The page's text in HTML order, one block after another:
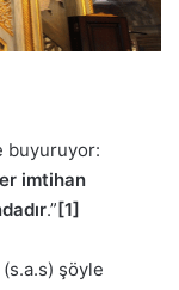
buyuruyor:
imtihan
.”[1]
şöyle